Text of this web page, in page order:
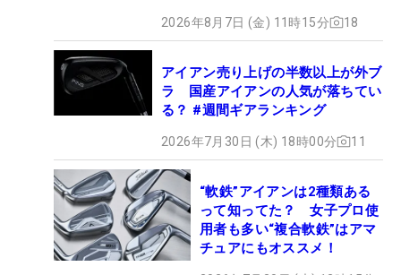
2026年8月7日 (金) 11時15分 18
アイアン売り上げの半数以上が外ブ
ラ 国産アイアンの人気が落ちてい
る？ #週間ギアランキング
2026年7月30日 (木) 18時00分 11
“軟鉄”アイアンは2種類ある
って知ってた？ 女子プロ使
用者も多い“複合軟鉄”はアマ
チュアにもオススメ！